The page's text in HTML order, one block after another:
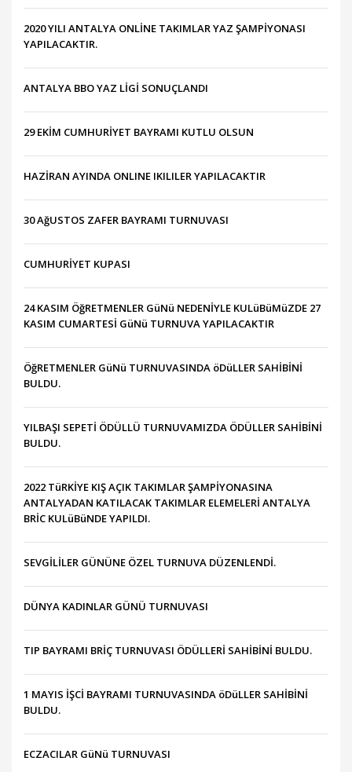
2020 YILI ANTALYA ONLİNE TAKIMLAR YAZ ŞAMPİYONASI
YAPILACAKTIR.
ANTALYA BBO YAZ LİGİ SONUÇLANDI
29 EKİM CUMHURİYET BAYRAMI KUTLU OLSUN
HAZİRAN AYINDA ONLINE IKILILER YAPILACAKTIR
30 AğUSTOS ZAFER BAYRAMI TURNUVASI
CUMHURİYET KUPASI
24 KASIM ÖğRETMENLER GüNü NEDENİYLE KULüBüMüZDE 27
KASIM CUMARTESİ GüNü TURNUVA YAPILACAKTIR
ÖğRETMENLER GüNü TURNUVASINDA öDüLLER SAHİBİNİ
BULDU.
YILBAŞI SEPETİ ÖDÜLLÜ TURNUVAMIZDA ÖDÜLLER SAHİBİNİ
BULDU.
2022 TüRKİYE KIŞ AÇIK TAKIMLAR ŞAMPİYONASINA
ANTALYADAN KATILACAK TAKIMLAR ELEMELERİ ANTALYA
BRİC KULüBüNDE YAPILDI.
SEVGİLİLER GÜNÜNE ÖZEL TURNUVA DÜZENLENDİ.
DÜNYA KADINLAR GÜNÜ TURNUVASI
TIP BAYRAMI BRİÇ TURNUVASI ÖDÜLLERİ SAHİBİNİ BULDU.
1 MAYIS İŞCİ BAYRAMI TURNUVASINDA öDüLLER SAHİBİNİ
BULDU.
ECZACILAR GüNü TURNUVASI